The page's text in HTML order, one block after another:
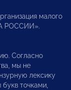
малого
РОССИИ».
Согласно
мы не
лексику
точками,